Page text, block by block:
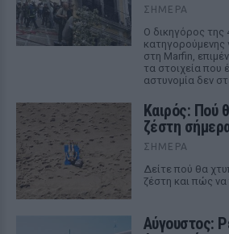
ΣΉΜΕΡΑ
Ο δικηγόρος της
κατηγορούμενης
στη Marfin,
τα στοιχεία που
αστυνομία δεν
Καιρός: Πού
ζέστη
ΣΉΜΕΡΑ
Δείτε πού θα
ζέστη και πώς
Αύγουστος: